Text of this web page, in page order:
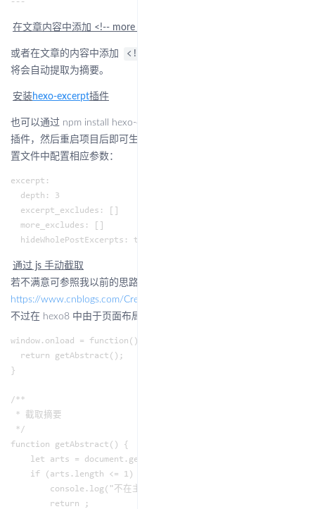
在文章内容中添加 <!-- more -->
或者在文章的内容中添加 <!-- more -->
将会自动提取为摘要。
安装hexo-excerpt插件
也可以通过 npm install hexo-excerpt --save 命令安装
插件，然后重启项目后即可生效。安装插件后，可按文档在 hexo 配
置文件中配置相应参数：
excerpt:
  depth: 3
  excerpt_excludes: []
  more_excludes: []
通过 js 手动截取
若不满意可参照我以前的思路编写 js 手动截取：
https://www.cnblogs.com/Createsequence/p/14407015.html
不过在 hexo8 中由于页面布局调整，因此 js 也需要调整：
window.onload = function() {
  return getAbstract();
}
/**
* 截取摘要
*/
function getAbstract() {
    let arts = document.getElementsByTagName('article');
    if (arts.length <= 1) {
        console.log("不在主页！");
        return ;